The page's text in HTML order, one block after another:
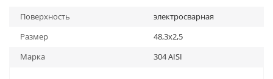
Поверхность
электросварная
Размер
48,3х2,5
Марка
304 AISI